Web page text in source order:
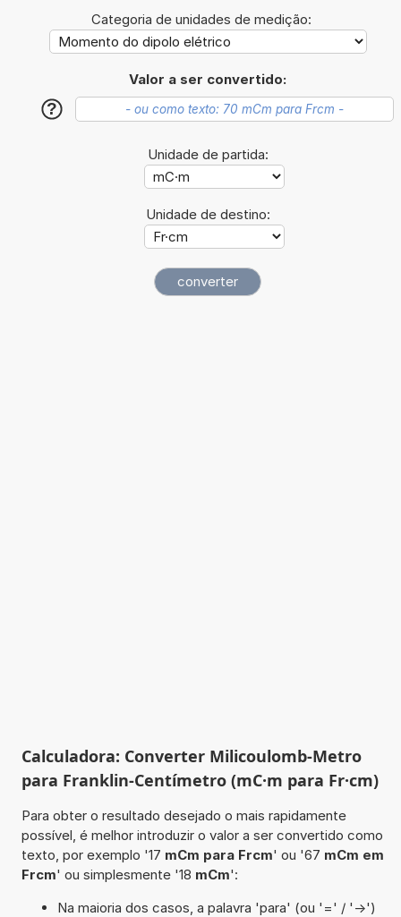
Categoria de unidades de medição:
Valor a ser convertido:
?
Unidade de partida:
Unidade de destino:
Calculadora: Converter Milicoulomb-Metro
para Franklin-Centímetro (mC·m para Fr·cm)
Para obter o resultado desejado o mais rapidamente
possível, é melhor introduzir o valor a ser convertido como
texto, por exemplo '17 mCm para Frcm' ou '67 mCm em
Frcm' ou simplesmente '18 mCm':
Na maioria dos casos, a palavra 'para' (ou '=' / '->')